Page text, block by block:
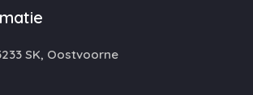
SK, Oostvoorne